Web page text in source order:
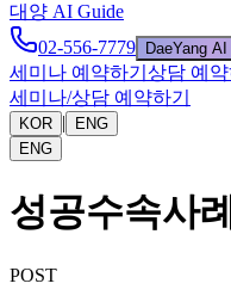
대양 AI Guide
02-556-7779
DaeYang AI
세미나 예약하기 상담 예약
세미나/상담 예약하기
KOR |
ENG
ENG
성공수속사
POST